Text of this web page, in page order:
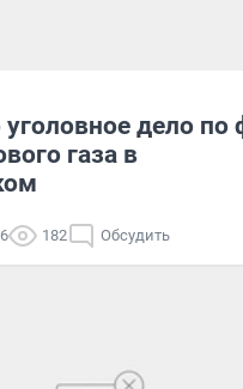
дело по
газа в
182 Обсудить